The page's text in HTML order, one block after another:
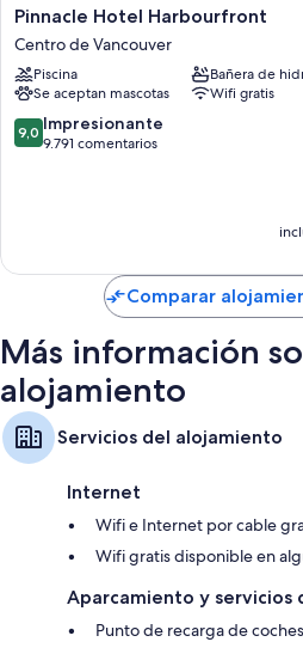
Pinnacle
Hotel
Harbourfront
Centro
de
Vancouver
Pinnacle Hotel Harbourfront
Centro de Vancouver
Piscina
Bañera de
Se aceptan mascotas
Wifi gratis
9.0
sobre
9,0 Impresionante
9.791 comentarios
Comparar
Más información
alojamiento
Servicios del alojamiento
Internet
Wifi e Internet por cable
Wifi gratis disponible en
Aparcamiento y servicios
Punto de recarga de